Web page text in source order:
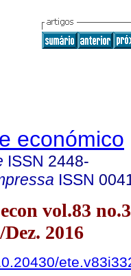
económico
ISSN 2448-
ISSN
vol.83
2016